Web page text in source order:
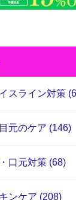
スライン対策
元のケア (146)
口元対策 (68)
ンケア (208)